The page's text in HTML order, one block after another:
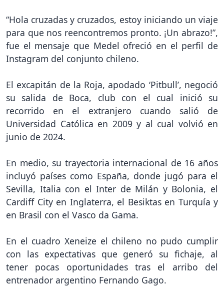
“Hola cruzadas y cruzados, estoy iniciando un viaje
para que nos reencontremos pronto. ¡Un abrazo!”,
fue el mensaje que Medel ofreció en el perfil de
Instagram del conjunto chileno.
El excapitán de la Roja, apodado ‘Pitbull’, negoció
su salida de Boca, club con el cual inició su
recorrido en el extranjero cuando salió de
Universidad Católica en 2009 y al cual volvió en
junio de 2024.
En medio, su trayectoria internacional de 16 años
incluyó países como España, donde jugó para el
Sevilla, Italia con el Inter de Milán y Bolonia, el
Cardiff City en Inglaterra, el Besiktas en Turquía y
en Brasil con el Vasco da Gama.
En el cuadro Xeneize el chileno no pudo cumplir
con las expectativas que generó su fichaje, al
tener pocas oportunidades tras el arribo del
entrenador argentino Fernando Gago.